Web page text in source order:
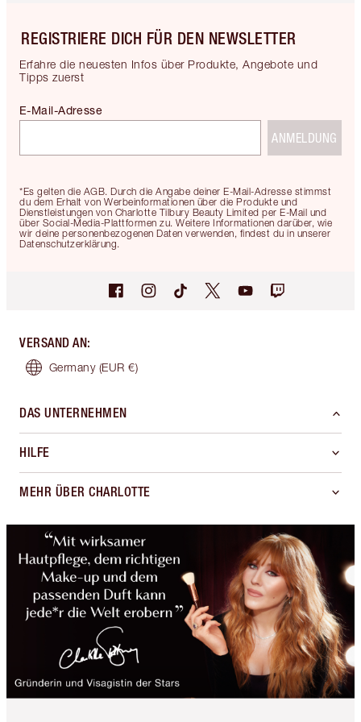
REGISTRIERE DICH FÜR DEN NEWSLETTER
Erfahre die neuesten Infos über Produkte, Angebote und
Tipps zuerst
*Es gelten die AGB. Durch die Angabe deiner E-Mail-Adresse stimmst
du dem Erhalt von Werbeinformationen über die Produkte und
Dienstleistungen von Charlotte Tilbury Beauty Limited per E-Mail und
über Social-Media-Plattformen zu. Weitere Informationen darüber, wie
wir deine personenbezogenen Daten verwenden, findest du in unserer
Datenschutzerklärung.
E-Mail-Adresse
ANMELDUNG
VERSAND AN:
Germany (EUR €)
DAS UNTERNEHMEN
HILFE
MEHR ÜBER CHARLOTTE